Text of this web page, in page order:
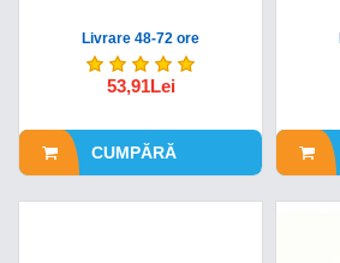
Livrare 48-72 ore
53,91Lei
CUMPĂRĂ